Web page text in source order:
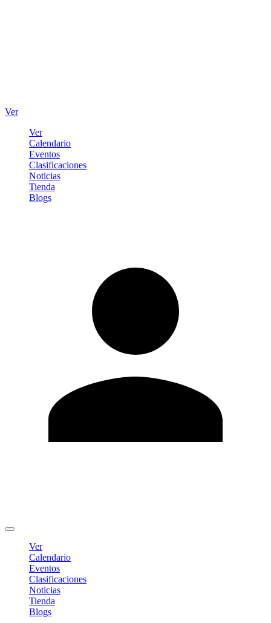
Ver
Ver
Calendario
Eventos
Clasificaciones
Noticias
Tienda
Blogs
Ver
Calendario
Eventos
Clasificaciones
Noticias
Tienda
Blogs